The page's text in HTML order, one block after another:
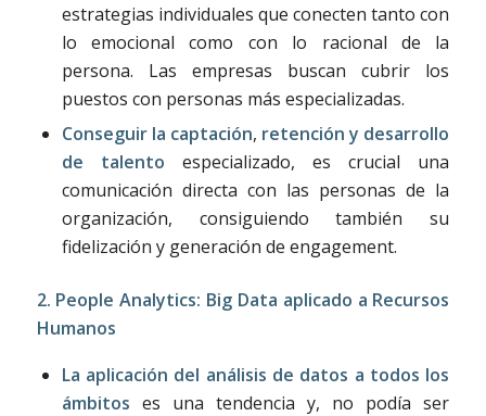
estrategias individuales que conecten tanto con
lo emocional como con lo racional de la
persona. Las empresas buscan cubrir los
puestos con personas más especializadas.
Conseguir la captación, retención y desarrollo
de talento especializado, es crucial una
comunicación directa con las personas de la
organización, consiguiendo también su
fidelización y generación de engagement.
2. People Analytics: Big Data aplicado a Recursos
Humanos
La aplicación del análisis de datos a todos los
ámbitos es una tendencia y, no podía ser